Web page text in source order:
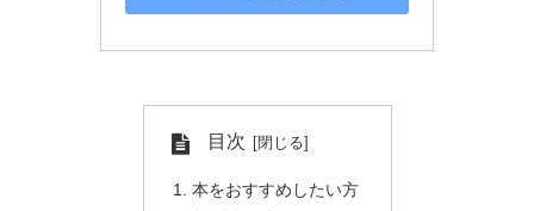
目次
本をおすすめしたい方